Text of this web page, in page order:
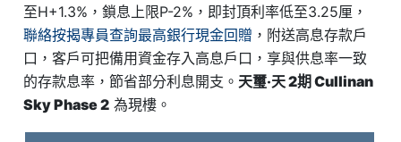
至H+1.3%，鎖息上限P-2%，即封頂利率低至3.25厘，
聯絡按揭專員查詢最高銀行現金回贈 ，附送高息存款戶
口，客戶可把備用資金存入高息戶口，享與供息率一致
的存款息率，節省部分利息開支。 天璽‧天 2期 Cullinan
Sky Phase 2 為現樓。